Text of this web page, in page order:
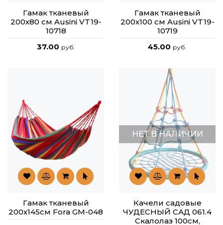
Гамак тканевый
200х80 см Ausini VT19-
10718
37.00 руб.
Гамак тканевый
200х100 см Ausini VT19-
10719
45.00 руб.
Гамак тканевый
200х145см Fora GM-048
НЕТ В НАЛИЧИИ
Качели садовые
ЧУДЕСНЫЙ САД 061.4
Скалолаз 100см,